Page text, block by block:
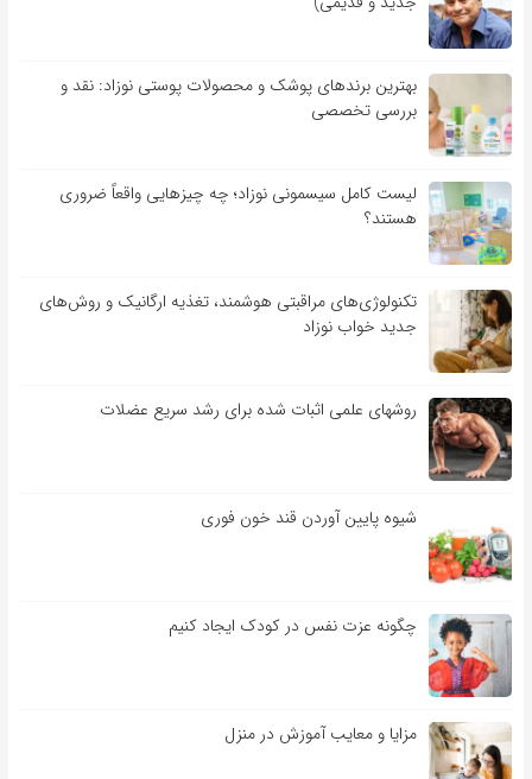
بهترین برندهای پوشک و محصولات پوستی نوزاد: نقد و
بررسی تخصصی
لیست کامل سیسمونی نوزاد؛ چه چیزهایی واقعاً ضروری
هستند؟
تکنولوژی‌های مراقبتی هوشمند، تغذیه ارگانیک و روش‌های
جدید خواب نوزاد
روشهای علمی اثبات شده برای رشد سریع عضلات
شیوه پایین آوردن قند خون فوری
چگونه عزت نفس در کودک ایجاد کنیم
مزایا و معایب آموزش در منزل